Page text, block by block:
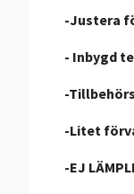
-Justera
- Inbygd
-
-Litet
-EJ